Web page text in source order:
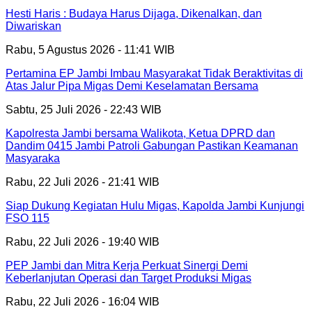
Hesti Haris : Budaya Harus Dijaga, Dikenalkan, dan
Diwariskan
Rabu, 5 Agustus 2026 - 11:41 WIB
Pertamina EP Jambi Imbau Masyarakat Tidak Beraktivitas di
Atas Jalur Pipa Migas Demi Keselamatan Bersama
Sabtu, 25 Juli 2026 - 22:43 WIB
Kapolresta Jambi bersama Walikota, Ketua DPRD dan
Dandim 0415 Jambi Patroli Gabungan Pastikan Keamanan
Masyaraka
Rabu, 22 Juli 2026 - 21:41 WIB
Siap Dukung Kegiatan Hulu Migas, Kapolda Jambi Kunjungi
FSO 115
Rabu, 22 Juli 2026 - 19:40 WIB
PEP Jambi dan Mitra Kerja Perkuat Sinergi Demi
Keberlanjutan Operasi dan Target Produksi Migas
Rabu, 22 Juli 2026 - 16:04 WIB